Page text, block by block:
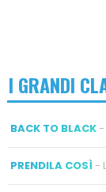
I GRANDI
BACK TO BLACK-
PRENDILA COSÌ -